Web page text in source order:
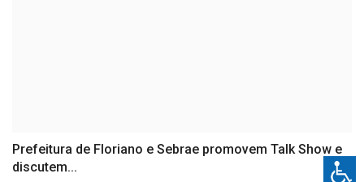
Prefeitura de Floriano e Sebrae promovem Talk Show e
discutem...